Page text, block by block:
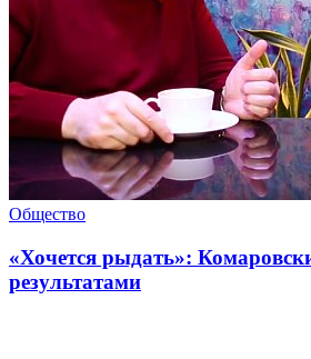
Общество
«Хочется рыдать»:
результатами